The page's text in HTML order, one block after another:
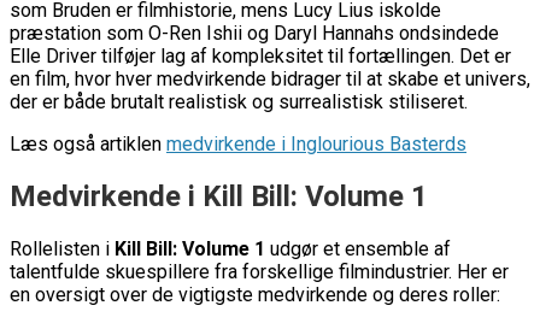
som Bruden er filmhistorie, mens Lucy Lius iskolde
præstation som O-Ren Ishii og Daryl Hannahs ondsindede
Elle Driver tilføjer lag af kompleksitet til fortællingen. Det er
en film, hvor hver medvirkende bidrager til at skabe et univers,
der er både brutalt realistisk og surrealistisk stiliseret.
Læs også artiklen medvirkende i Inglourious Basterds
Medvirkende i Kill Bill: Volume 1
Rollelisten i Kill Bill: Volume 1 udgør et ensemble af
talentfulde skuespillere fra forskellige filmindustrier. Her er
en oversigt over de vigtigste medvirkende og deres roller: